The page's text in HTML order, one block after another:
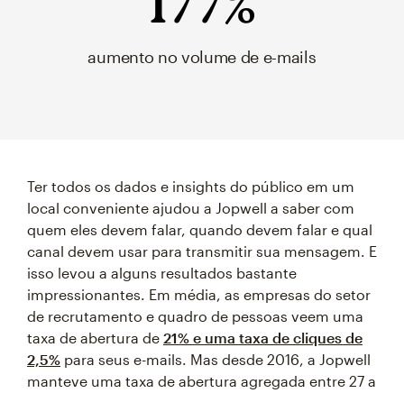
aumento no volume de e-mails
Ter todos os dados e insights do público em um
local conveniente ajudou a Jopwell a saber com
quem eles devem falar, quando devem falar e qual
canal devem usar para transmitir sua mensagem. E
isso levou a alguns resultados bastante
impressionantes. Em média, as empresas do setor
de recrutamento e quadro de pessoas veem uma
taxa de abertura de 21% e uma taxa de cliques de
2,5% para seus e-mails. Mas desde 2016, a Jopwell
manteve uma taxa de abertura agregada entre 27 a